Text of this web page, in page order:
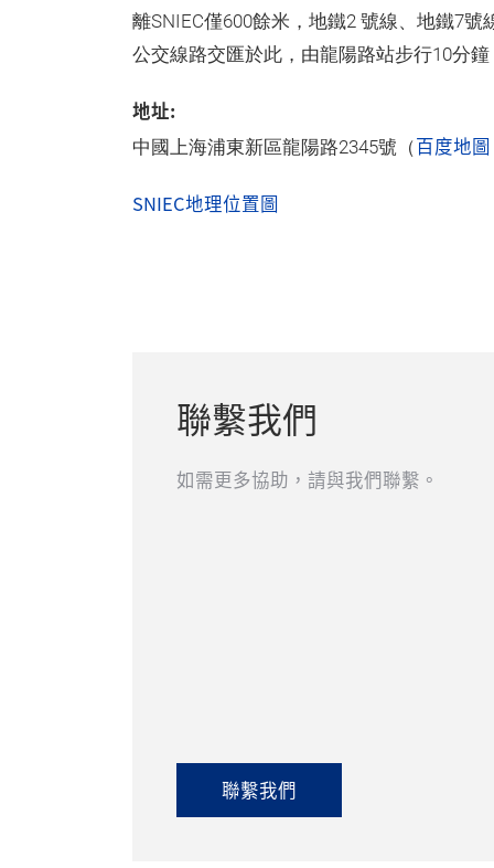
離SNIEC僅600餘米，地鐵2 號線、地鐵7號
公交線路交匯於此，由龍陽路站步行10分
地址:
中國上海浦東新區龍陽路2345號（百度地圖
SNIEC地理位置圖
聯繫我們
如需更多協助，請與我們聯繫。
聯繫我們